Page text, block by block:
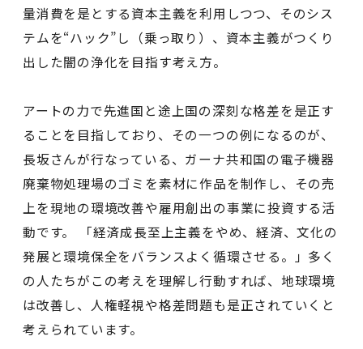
量消費を是とする資本主義を利用しつつ、そのシス
テムを“ハック”し（乗っ取り）、資本主義がつくり
出した闇の浄化を目指す考え方。
アートの力で先進国と途上国の深刻な格差を是正す
ることを目指しており、その一つの例になるのが、
長坂さんが行なっている、ガーナ共和国の電子機器
廃棄物処理場のゴミを素材に作品を制作し、その売
上を現地の環境改善や雇用創出の事業に投資する活
動です。 「経済成長至上主義をやめ、経済、文化の
発展と環境保全をバランスよく循環させる。」多く
の人たちがこの考えを理解し行動すれば、地球環境
は改善し、人権軽視や格差問題も是正されていくと
考えられています。